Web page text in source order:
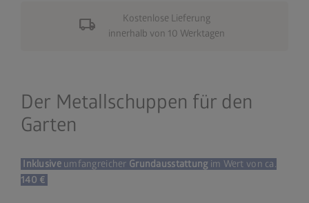
local_shipping
Kostenlose Lieferung
innerhalb von 10 Werktagen
Der Metallschuppen für den
Garten
Inklusive umfangreicher Grundausstattung im Wert von ca.
140 €